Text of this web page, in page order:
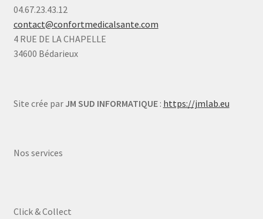
04.67.23.43.12
contact@confortmedicalsante.com
4 RUE DE LA CHAPELLE
34600 Bédarieux
Site crée par JM SUD INFORMATIQUE: https://jmlab.eu
Nos services
Click & Collect